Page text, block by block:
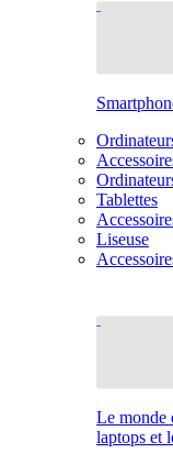
Tablettes
Liseuse
Le monde
laptops et